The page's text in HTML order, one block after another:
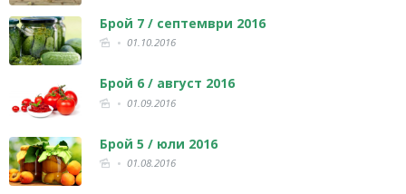
Брой 7 / септември 2016
01.10.2016
Брой 6 / август 2016
01.09.2016
Брой 5 / юли 2016
01.08.2016